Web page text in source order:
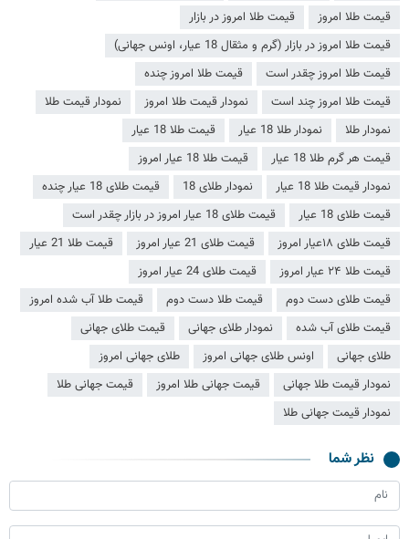
قیمت طلا امروز
قیمت طلا امروز در بازار
قیمت طلا امروز در بازار (گرم و مثقال 18 عیار، اونس جهانی)
قیمت طلا امروز چقدر است
قیمت طلا امروز چنده
قیمت طلا امروز چند است
نمودار قیمت طلا امروز
نمودار قیمت طلا
نمودار طلا
نمودار طلا 18 عیار
قیمت طلا 18 عیار
قیمت هر گرم طلا 18 عیار
قیمت طلا 18 عیار امروز
نمودار قیمت طلا 18 عیار
نمودار طلای 18
قیمت طلای 18 عیار چنده
قیمت طلای 18 عیار
قیمت طلای 18 عیار امروز در بازار چقدر است
قیمت طلای ۱۸عیار امروز
قیمت طلای 21 عیار امروز
قیمت طلا 21 عیار
قیمت طلا ۲۴ عیار امروز
قیمت طلای 24 عیار امروز
قیمت طلای دست دوم
قیمت طلا دست دوم
قیمت طلا آب شده امروز
قیمت طلای آب شده
نمودار طلای جهانی
قیمت طلای جهانی
طلای جهانی
اونس طلای جهانی امروز
طلای جهانی امروز
نمودار قیمت طلا جهانی
قیمت جهانی طلا امروز
قیمت جهانی طلا
نمودار قیمت جهانی طلا
نظر شما